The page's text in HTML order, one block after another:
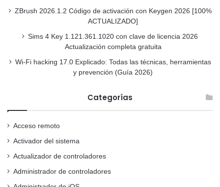
ZBrush 2026.1.2 Código de activación con Keygen 2026 [100%
ACTUALIZADO]
Sims 4 Key 1.121.361.1020 con clave de licencia 2026
Actualización completa gratuita
Wi-Fi hacking 17.0 Explicado: Todas las técnicas, herramientas
y prevención (Guía 2026)
Categorías
Acceso remoto
Activador del sistema
Actualizador de controladores
Administrador de controladores